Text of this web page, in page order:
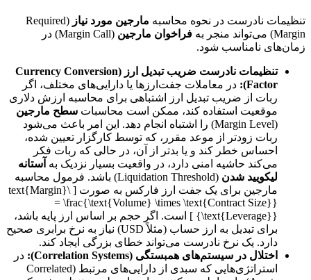
تنظیمات نادرست در نحوه محاسبه مارجین مورد نیاز
(Required
Margin) می‌تواند منجر به
فراخوان مارجین
(Margin Call) در
زمان‌های نامناسب شود.
تنظیمات نادرست ضریب تبدیل ارز (Currency Conversion
Factor):
در معاملات جفت‌ارزها یا دارایی‌های مختلف، اگر
ربات از ضریب تبدیل ارز اشتباهی برای محاسبه ارزش دلاری
موقعیت استفاده کند، ممکن است محاسبات سطح مارجین
(Margin Level) را اشتباه انجام دهد. این امر باعث می‌شود
ربات زودتر از موعد مقرر، که توسط کارگزار تعیین شده،
احساس خطر کند و یا بدتر از آن، در حالی که ربات فکر
می‌کند حاشیه امنی دارد، در واقعیت بسیار نزدیک به آستانه
لیکویید شدن
(Liquidation Threshold) باشد. فرمول محاسبه
مارجین برای یک جفت ارز فارکس به صورت [ \text{Margin}
= \frac{\text{Volume} \times \text{Contract Size}}
{\text{Leverage}} ] است. اگر حجم بر اساس ارز پایه باشد،
برای تبدیل به ارز حساب (مثلاً USD) نیاز به نرخ برابری صحیح
دارد. یک نرخ نادرست می‌تواند خطای بزرگی ایجاد کند.
اختلال در سیستم‌های همبستگی (Correlation Systems):
در
استراتژی‌هایی که سبدی از دارایی‌های مرتبط (Correlated